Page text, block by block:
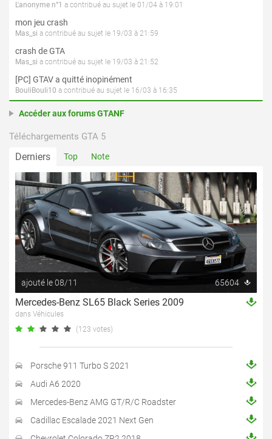
L'anonyme n°1 a contribué au sujet le 01/04 à 19:01
mon jeu crash
Mas_si a contribué au sujet le 19/03 à 21:59
crash de GTA
Mas_si a contribué au sujet le 19/03 à 21:52
[PC] GTAV a quitté inopinément
BouliBouli10 a contribué au sujet le 16/03 à 16:35
Accéder aux forums GTANF
Téléchargements GTA 5
Derniers Top Note
ajouté le 08/11 65604
Mercedes-Benz SL65 Black Series 2009
dans Véhicules
(123 votes)
Porsche 911 Turbo S 2021
Audi A6 2020
Mercedes-Benz AMG GT/R/C Roadster
Cadillac Escalade 2021 Next Gen